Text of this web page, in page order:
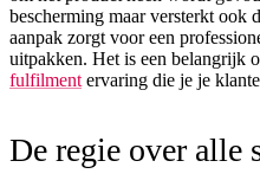
bescherming maar versterkt ook
aanpak zorgt voor een
uitpakken. Het is een belangrijk
fulfilment ervaring die je je
De regie over alle